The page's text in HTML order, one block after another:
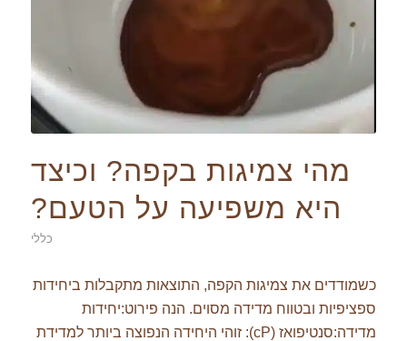
מהי צמיגות בקפה? וכיצד
היא משפיעה על הטעם?
כללי
כשמודדים את צמיגות הקפה, התוצאות מתקבלות ביחידות
ספציפיות ובטווח מדידה מסוים. הנה פירוט:יחידות
מדידה:סנטיפואז (cP): זוהי היחידה הנפוצה ביותר למדידת